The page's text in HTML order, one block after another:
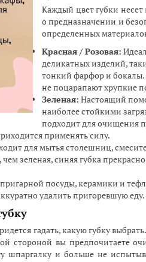
Каждый цвет губки
о предназначении и
определенных
Красная / Розовая:
деликатных изделий,
тонкий фарфор и бокалы.
не поцарапают хрупкие
Зеленая: Настоящий
наиболее стойкими
подходит для очищения
применять силу.
для мытья столешниц,
зеленая, синяя губка прекрасно
посуды, керамики и
удалить пригоревшую еду.
гадать, какую губку
стороной вы предпочитаете
шпаргалку и больше не